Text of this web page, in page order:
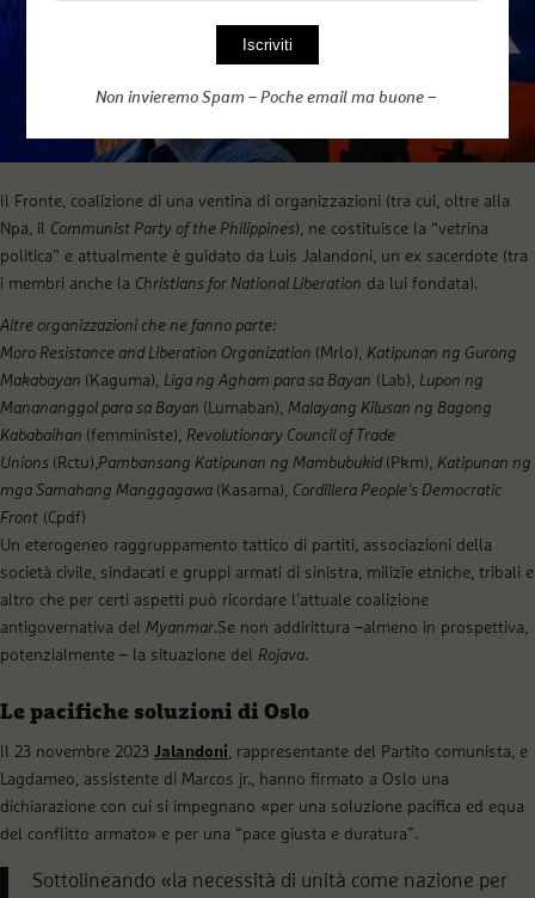
Il Fronte, coalizione di una ventina di organizzazioni (tra cui, oltre alla
Npa, il Communist Party of the Philippines), ne costituisce la “vetrina
politica” e attualmente è guidato da Luis Jalandoni, un ex sacerdote (tra
i membri anche la Christians for National Liberation da lui fondata).
Altre organizzazioni che ne fanno parte:
Moro Resistance and Liberation Organization (Mrlo), Katipunan ng Gurong
Makabayan (Kaguma), Liga ng Agham para sa Bayan (Lab), Lupon ng
Manananggol para sa Bayan (Lumaban), Malayang Kilusan ng Bagong
Kababaihan (femministe), Revolutionary Council of Trade
Unions (Rctu),Pambansang Katipunan ng Mambubukid (Pkm), Katipunan ng
mga Samahang Manggagawa (Kasama), Cordillera People’s Democratic
Front (Cpdf)
Un eterogeneo raggruppamento tattico di partiti, associazioni della
società civile, sindacati e gruppi armati di sinistra, milizie etniche, tribali e
altro che per certi aspetti può ricordare l’attuale coalizione
antigovernativa del Myanmar.Se non addirittura –almeno in prospettiva,
potenzialmente – la situazione del Rojava.
Le pacifiche soluzioni di Oslo
Il 23 novembre 2023 Jalandoni, rappresentante del Partito comunista, e
Lagdameo, assistente di Marcos jr., hanno firmato a Oslo una
dichiarazione con cui si impegnano «per una soluzione pacifica ed equa
del conflitto armato» e per una “pace giusta e duratura”.
Sottolineando «la necessità di unità come nazione per
Non invieremo Spam – Poche email ma buone –